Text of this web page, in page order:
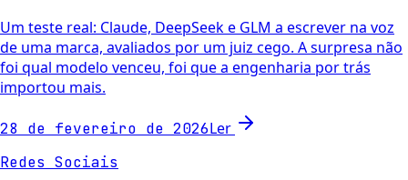
Um teste real: Claude, DeepSeek e GLM a escrever na voz
de uma marca, avaliados por um juiz cego. A surpresa não
foi qual modelo venceu, foi que a engenharia por trás
importou mais.
28 de fevereiro de 2026Ler
Redes Sociais